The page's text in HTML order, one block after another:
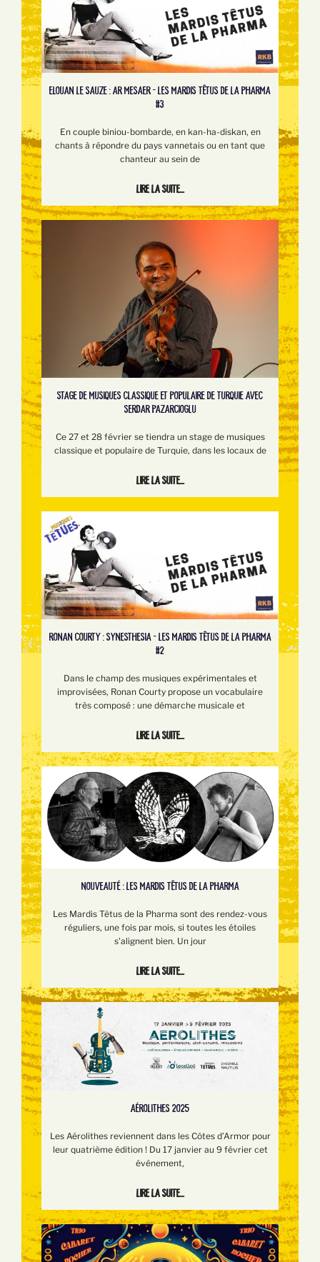
ELOUAN LE SAUZE : AR MESAER - LES MARDIS TÊTUS DE LA PHARMA
#3
En couple biniou-bombarde, en kan-ha-diskan, en
chants à répondre du pays vannetais ou en tant que
chanteur au sein de
Lire la suite...
STAGE DE MUSIQUES CLASSIQUE ET POPULAIRE DE TURQUIE AVEC
SERDAR PAZARCIOGLU
Ce 27 et 28 février se tiendra un stage de musiques
classique et populaire de Turquie, dans les locaux de
Lire la suite...
RONAN COURTY : SYNESTHESIA - LES MARDIS TÊTUS DE LA PHARMA
#2
Dans le champ des musiques expérimentales et
improvisées, Ronan Courty propose un vocabulaire
très composé : une démarche musicale et
Lire la suite...
NOUVEAUTÉ : LES MARDIS TÊTUS DE LA PHARMA
Les Mardis Têtus de la Pharma sont des rendez-vous
réguliers, une fois par mois, si toutes les étoiles
s'alignent bien. Un jour
Lire la suite...
AÉROLITHES 2025
Les Aérolithes reviennent dans les Côtes d’Armor pour
leur quatrième édition ! Du 17 janvier au 9 février cet
événement,
Lire la suite...